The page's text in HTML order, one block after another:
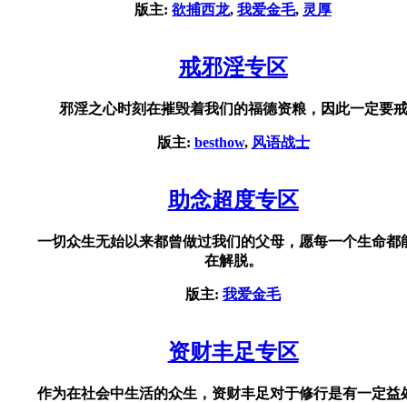
版主: 欲捕西龙, 我爱金毛, 灵厚
戒邪淫专区
邪淫之心时刻在摧毁着我们的福德资粮，因此一定要
版主: besthow, 风语战士
助念超度专区
一切众生无始以来都曾做过我们的父母，愿每一个生命都
在解脱。
版主: 我爱金毛
资财丰足专区
作为在社会中生活的众生，资财丰足对于修行是有一定益